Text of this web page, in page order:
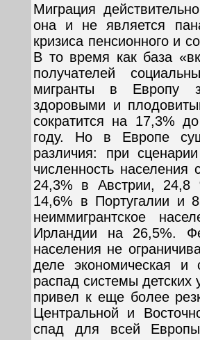
Миграция
она и не является
кризиса пенсионного и
В то время как база
получателей
мигранты в Европу
здоровыми и
сократится на 17,3%
году. Но в Европе
различия: при
численность населения
24,3% в Австрии,
14,6% в Португалии и
неиммигрантское
Ирландии на 26,5%.
населения не
деле экономическая и
распад системы
привел к еще более
Центральной и
спад для всей Европы